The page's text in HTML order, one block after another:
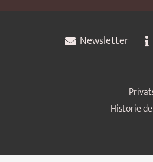
Newsletter
Historie